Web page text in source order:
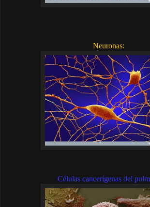
Neuronas:
Células cancerígenas del